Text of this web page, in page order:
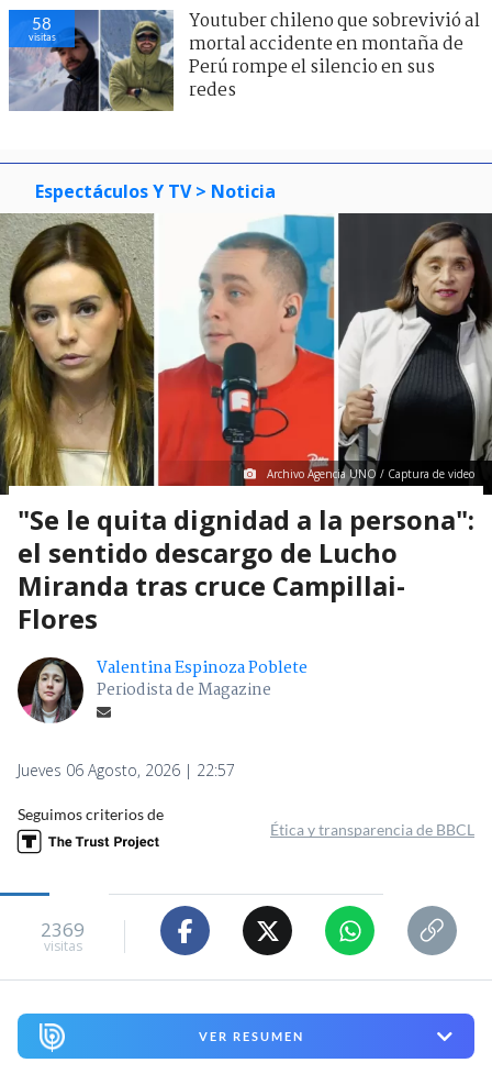
58
visitas
Youtuber chileno que sobrevivió al
mortal accidente en montaña de
Perú rompe el silencio en sus
redes
Espectáculos Y TV > Noticia
Archivo Agencia UNO / Captura de video
"Se le quita dignidad a la persona":
el sentido descargo de Lucho
Miranda tras cruce Campillai-
Flores
Valentina Espinoza Poblete
Periodista de Magazine
Jueves 06 Agosto, 2026 | 22:57
Seguimos criterios de
Ética y transparencia de BBCL
2369
visitas
VER RESUMEN